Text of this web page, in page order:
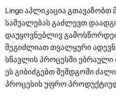
Lingo აპლიკაცია გთავაზობთ
საშუალებას გაძლევთ
დაუყოვნებლივ
შეგიძლიათ თვალყური
სწავლის პროცესში ებრაული
ეს გიბიძგებთ შემდგომი
პროცესის უფრო